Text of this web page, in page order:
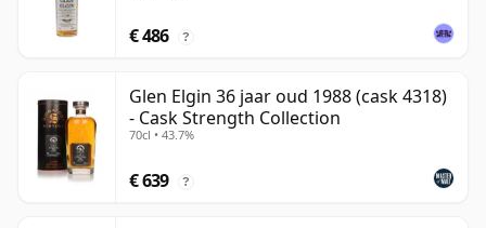
€ 486 ?
Glen Elgin 36 jaar oud 1988 (cask 4318)
- Cask Strength Collection
70cl • 43.7%
€ 639 ?